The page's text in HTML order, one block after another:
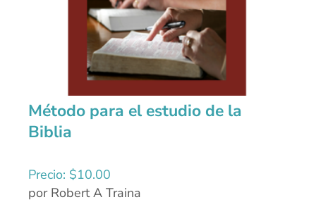
Método para el estudio de la
Biblia
Precio: $10.00
por Robert A Traina